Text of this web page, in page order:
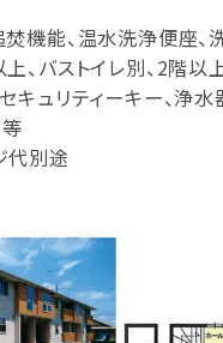
焚機能、温水洗浄便座、
、バストイレ別、2階以
キュリティーキー、浄水
代別途